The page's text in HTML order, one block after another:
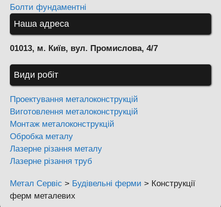
Болти фундаментні
Наша адреса
01013, м. Київ, вул. Промислова, 4/7
Види робіт
Проектування металоконструкцій
Виготовлення металоконструкцій
Монтаж металоконструкцій
Обробка металу
Лазерне різання металу
Лазерне різання труб
Метал Сервіс > Будівельні ферми > Конструкції
ферм металевих